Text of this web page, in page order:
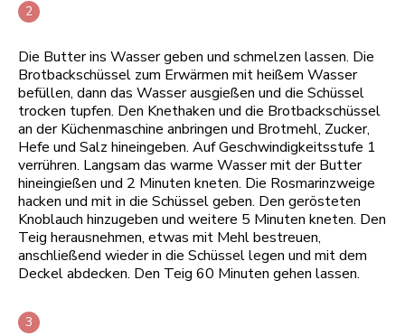
Die Butter ins Wasser geben und schmelzen lassen. Die
Brotbackschüssel zum Erwärmen mit heißem Wasser
befüllen, dann das Wasser ausgießen und die Schüssel
trocken tupfen. Den Knethaken und die Brotbackschüssel
an der Küchenmaschine anbringen und Brotmehl, Zucker,
Hefe und Salz hineingeben. Auf Geschwindigkeitsstufe 1
verrühren. Langsam das warme Wasser mit der Butter
hineingießen und 2 Minuten kneten. Die Rosmarinzweige
hacken und mit in die Schüssel geben. Den gerösteten
Knoblauch hinzugeben und weitere 5 Minuten kneten. Den
Teig herausnehmen, etwas mit Mehl bestreuen,
anschließend wieder in die Schüssel legen und mit dem
Deckel abdecken. Den Teig 60 Minuten gehen lassen.